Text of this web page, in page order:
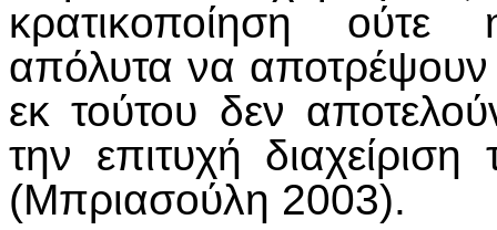
κρατικοποίηση ούτε
απόλυτα να
εκ τούτου δεν
την επιτυχή
(Μπριασούλη 2003).